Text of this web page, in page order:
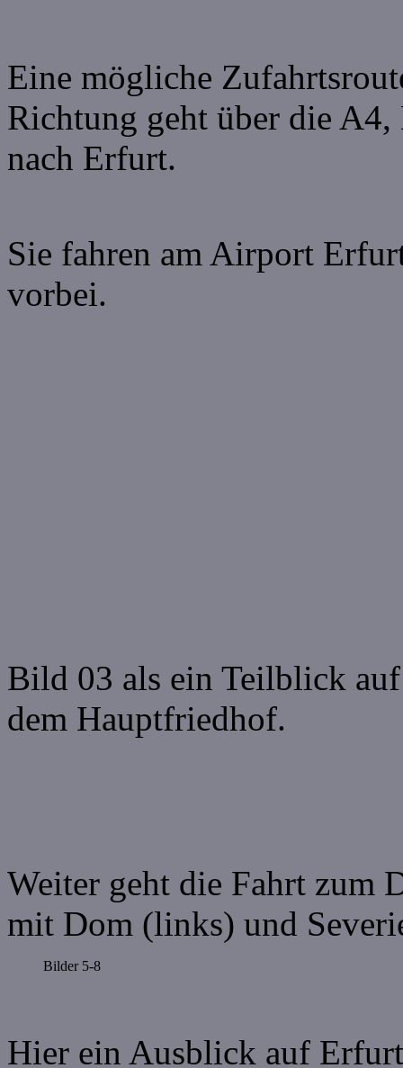
Eine mögliche
Richtung geht über die
nach Erfurt.
Sie fahren am Airport
vorbei.
Bild 03 als ein Teilblick
dem Hauptfriedhof.
Weiter geht die Fahrt zum
mit Dom (links) und
Bilder 5-8
Hier ein Ausblick auf